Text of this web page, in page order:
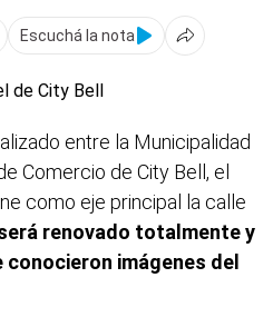
Escuchá la nota
entre la Municipalidad
Comercio de City Bell, el
como eje principal la calle
renovado totalmente y
imágenes del